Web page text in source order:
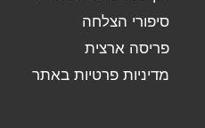
סיפורי הצלחה
פריסה ארצית
מדיניות פרטיות באתר